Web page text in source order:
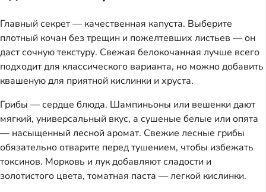
Главный секрет — качественная капуста. Выберите
плотный кочан без трещин и пожелтевших листьев — он
даст сочную текстуру. Свежая белокочанная лучше всего
подходит для классического варианта, но можно добавить
квашеную для приятной кислинки и хруста.
Грибы — сердце блюда. Шампиньоны или вешенки дают
мягкий, универсальный вкус, а сушеные белые или опята
— насыщенный лесной аромат. Свежие лесные грибы
обязательно отварите перед тушением, чтобы избежать
токсинов. Морковь и лук добавляют сладости и
золотистого цвета, томатная паста — легкой кислинки.